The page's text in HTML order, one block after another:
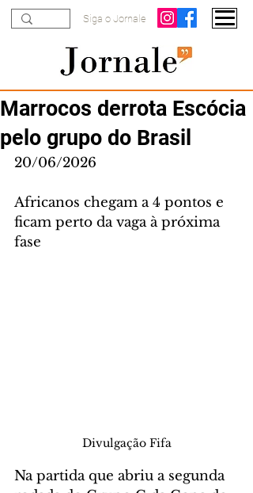
Siga o Jornale
Marrocos derrota Escócia
pelo grupo do Brasil
20/06/2026
Africanos chegam a 4 pontos e
ficam perto da vaga à próxima
fase
Divulgação Fifa
Na partida que abriu a segunda